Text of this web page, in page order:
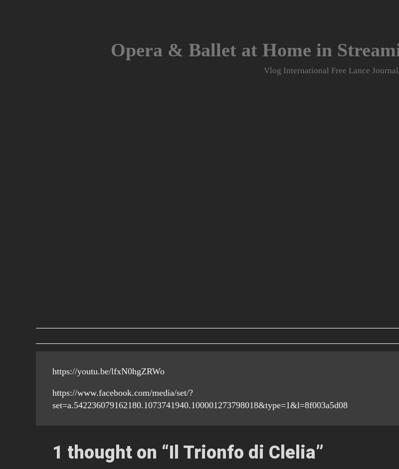
Opera & Ballet at Home in
Vlog International Free Lance
https://youtu.be/lfxN0hgZRWo
https://www.facebook.com/media/set/?
set=a.542236079162180.1073741940.100001273798018&type=1&l=8f003a5d08
1 thought on “Il Trionfo di Clelia”